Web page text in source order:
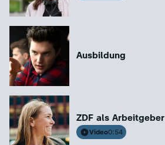
Ausbildung
ZDF als Arbeitgeber
Video0:54